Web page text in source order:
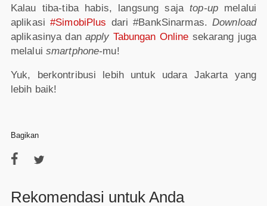
Kalau tiba-tiba habis, langsung sajatop-upmelalui
aplikasi#SimobiPlus dari #BankSinarmas.Download
aplikasinya dan apply Tabungan Online sekarang juga
melalui smartphone-mu!
Yuk, berkontribusi lebih untuk udara Jakarta yang
lebih baik!
Bagikan
Rekomendasi untuk Anda